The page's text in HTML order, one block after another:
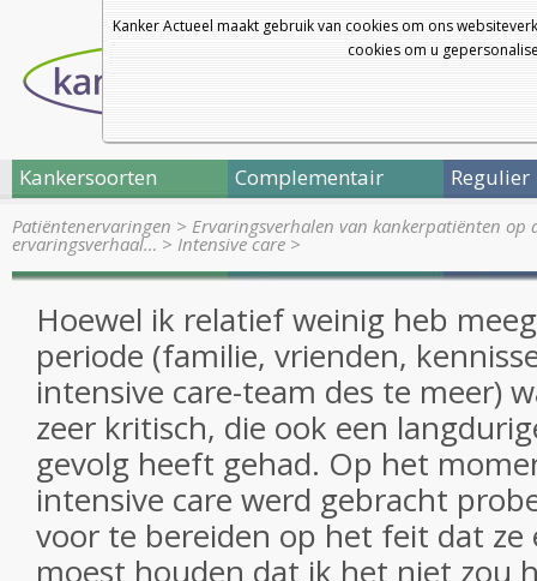
Kanker Actueel maakt gebruik van cookies om ons
cookies om u
Kankersoorten Complementair Regulier
Patiëntenervaringen > Ervaringsverhalen van kankerpatiënten op
ervaringsverhaal… > Intensive care >
Hoewel ik relatief weinig heb
periode (familie, vrienden,
intensive care-team des te meer)
zeer kritisch, die ook een
gevolg heeft gehad. Op het
intensive care werd gebracht
voor te bereiden op het feit dat ze
moest houden dat ik het niet zou